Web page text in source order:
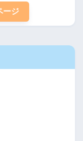
ージ